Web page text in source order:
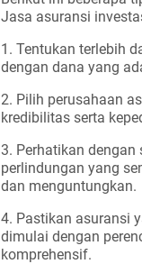
Jasa asuransi
1. Tentukan terlebih
dengan dana yang
2. Pilih perusahaan
kredibilitas serta
3. Perhatikan
perlindungan yang
dan menguntungkan.
4. Pastikan asuransi
dimulai dengan
komprehensif.